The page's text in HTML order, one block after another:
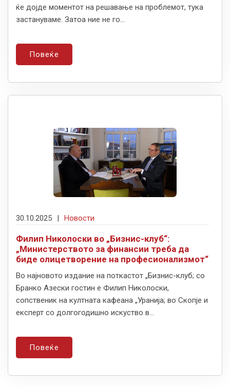
ќе дојде моментот на решавање на проблемот, тука
застануваме. Затоа ние не го...
Повеќе
30.10.2025 | Новости
Филип Николоски во „Бизнис-клуб“:
„Министерството за финансии треба да
биде олицетворение на професионализмот“
Во најновото издание на поткастот „Бизнис-клуб; со
Бранко Азески гостин е Филип Николоски,
сопственик на култната кафеана „Уранија; во Скопје и
експерт со долгогодишно искуство в...
Повеќе